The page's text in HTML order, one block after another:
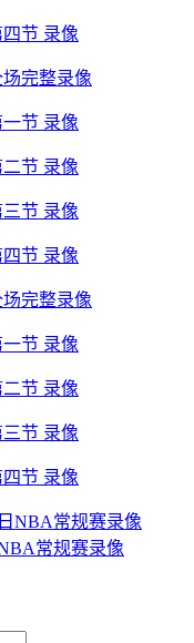
节 录像
完整录像
节 录像
节 录像
节 录像
节 录像
完整录像
节 录像
节 录像
节 录像
节 录像
NBA常规赛录像
常规赛录像